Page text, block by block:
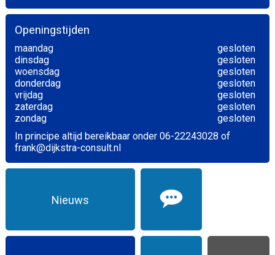
Openingstijden
maandag
gesloten
dinsdag
gesloten
woensdag
gesloten
donderdag
gesloten
vrijdag
gesloten
zaterdag
gesloten
zondag
gesloten
In principe altijd bereikbaar onder 06-22243028 of
frank@dijkstra-consult.nl
Nieuws